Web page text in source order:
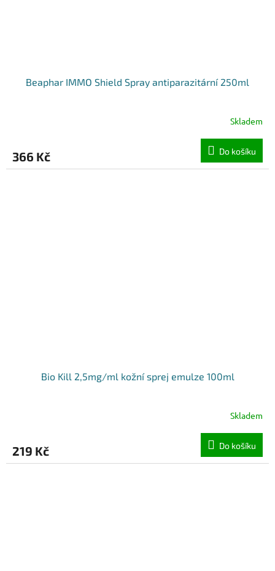
Beaphar IMMO Shield Spray antiparazitární 250ml
Skladem
366 Kč Do košíku
Bio Kill 2,5mg/ml kožní sprej emulze 100ml
Skladem
219 Kč Do košíku